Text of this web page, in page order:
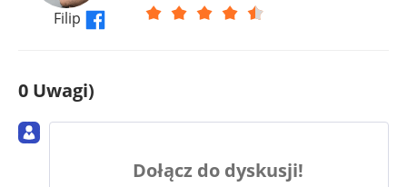
Filip
0 Uwagi)
Dołącz do dyskusji!